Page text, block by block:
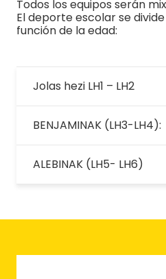
Todos los equipos serán
El deporte escolar se
función de la edad:
Jolas hezi LH1 – LH2
BENJAMINAK (LH3-LH4):
ALEBINAK (LH5- LH6)